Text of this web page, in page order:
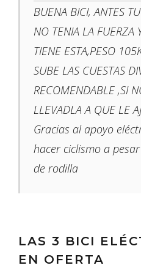
BUENA BICI, ANTES
NO TENIA LA FUERZA
TIENE ESTA,PESO
SUBE LAS CUESTAS
RECOMENDABLE ,SI
LLEVADLA A QUE LE
Gracias al apoyo
hacer ciclismo a
de rodilla
LAS 3 BICI
EN OFERTA